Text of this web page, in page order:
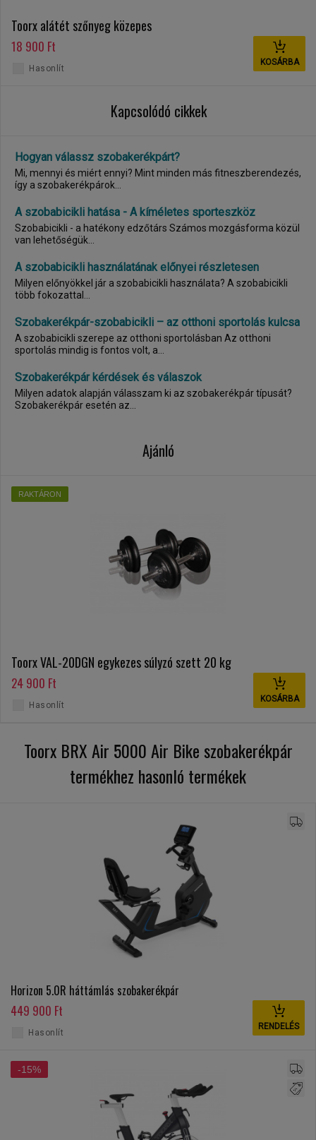
Toorx alátét szőnyeg közepes
18 900 Ft
KOSÁRBA
Hasonlít
Kapcsolódó cikkek
Hogyan válassz szobakerékpárt?
Mi, mennyi és miért ennyi? Mint minden más fitneszberendezés,
így a szobakerékpárok...
A szobabicikli hatása - A kíméletes sporteszköz
Szobabicikli - a hatékony edzőtárs Számos mozgásforma közül
van lehetőségük...
A szobabicikli használatának előnyei részletesen
Milyen előnyökkel jár a szobabicikli használata? A szobabicikli
több fokozattal...
Szobakerékpár-szobabicikli – az otthoni sportolás kulcsa
A szobabicikli szerepe az otthoni sportolásban Az otthoni
sportolás mindig is fontos volt, a...
Szobakerékpár kérdések és válaszok
Milyen adatok alapján válasszam ki az szobakerékpár típusát?
Szobakerékpár esetén az...
Ajánló
RAKTÁRON
Toorx VAL-20DGN egykezes súlyzó szett 20 kg
24 900 Ft
KOSÁRBA
Hasonlít
Toorx BRX Air 5000 Air Bike szobakerékpár
termékhez hasonló termékek
Horizon 5.0R háttámlás szobakerékpár
449 900 Ft
RENDELÉS
Hasonlít
-15%